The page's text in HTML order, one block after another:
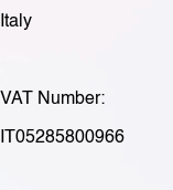
Italy
VAT Number:
IT05285800966